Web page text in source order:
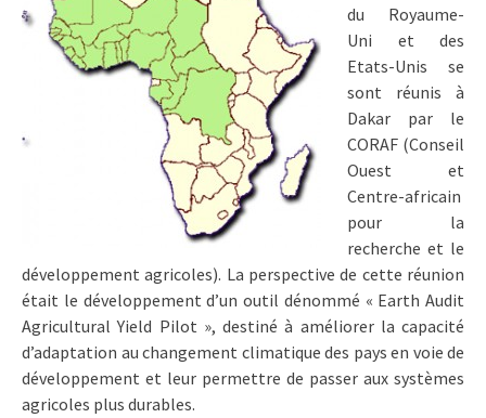
du Royaume-
Uni et des
Etats-Unis se
sont réunis à
Dakar par le
CORAF (Conseil
Ouest et
Centre-africain
pour la
recherche et le
développement agricoles). La perspective de cette réunion
était le développement d’un outil dénommé « Earth Audit
Agricultural Yield Pilot », destiné à améliorer la capacité
d’adaptation au changement climatique des pays en voie de
développement et leur permettre de passer aux systèmes
agricoles plus durables.